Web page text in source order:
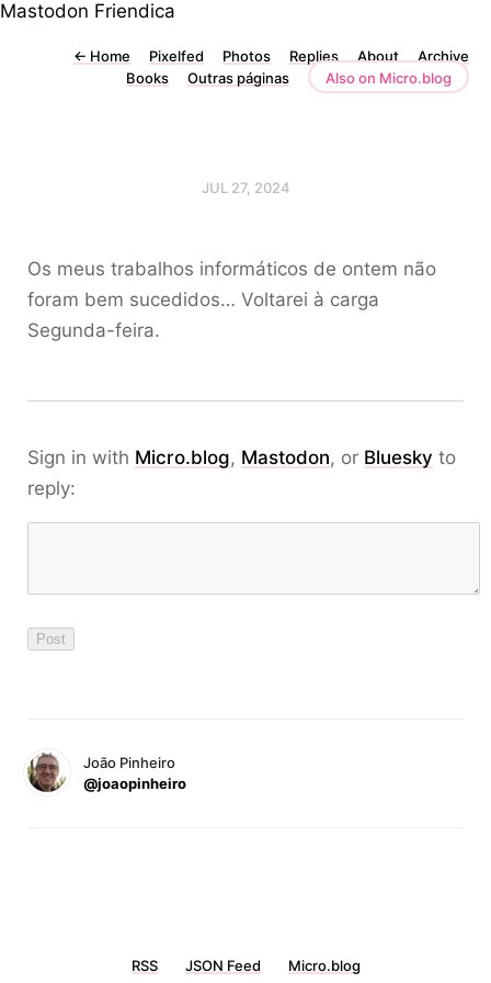
Mastodon Friendica
← Home Pixelfed Photos Replies About
Archive
Books
Outras páginas Also on Micro.blog
JUL 27, 2024
Os meus trabalhos informáticos de ontem não
foram bem sucedidos… Voltarei à carga
Segunda-feira.
Sign in with Micro.blog, Mastodon, or Bluesky to
reply:
João Pinheiro
@joaopinheiro
RSS JSON Feed Micro.blog